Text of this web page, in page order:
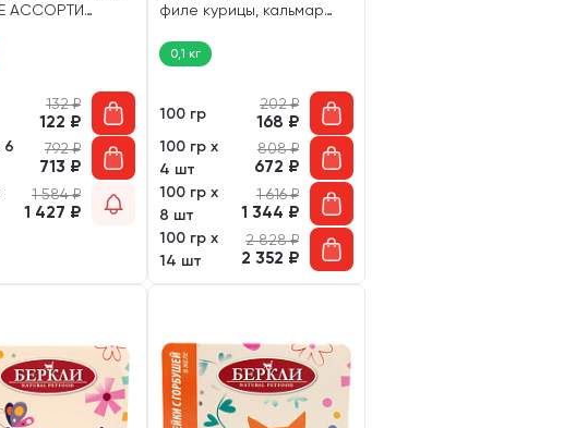
АССОРТИ
132₽
122 ₽
6
792₽
713 ₽
1 584₽
1 427 ₽
филе курицы, кальмар
0,1 кг
100 гр
202₽
168 ₽
100 гр х
4 шт
808₽
672 ₽
100 гр х
8 шт
1 616₽
1 344 ₽
100 гр х
14 шт
2 828₽
2 352 ₽